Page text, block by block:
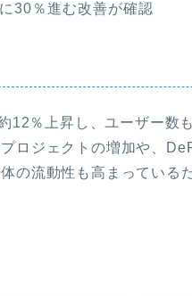
30％進む改善が確認
12％上昇し、ユーザー数
ロジェクトの増加や、
の流動性も高まっている